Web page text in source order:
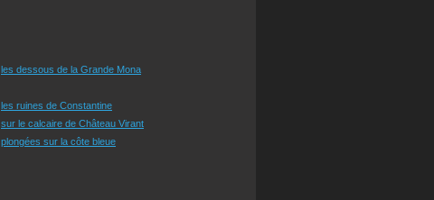
les dessous de la Grande Mona
les ruines de Constantine
sur le calcaire de Château Virant
plongées sur la côte bleue